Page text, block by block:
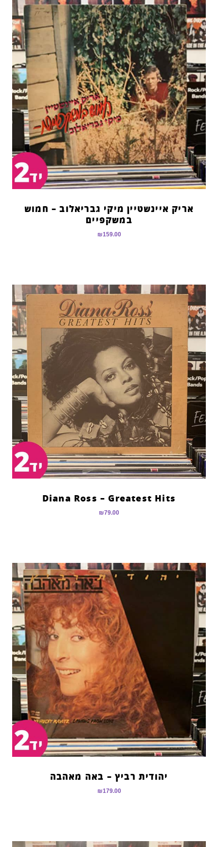
אריק איינשטיין מיקי גבריאלוב – חמוש
במשקפיים
₪159.00
Diana Ross – Greatest Hits
₪79.00
יהודית רביץ – באה מאהבה
₪179.00